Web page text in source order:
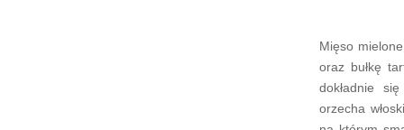
Mięso
oraz bułkę
dokładnie
orzecha